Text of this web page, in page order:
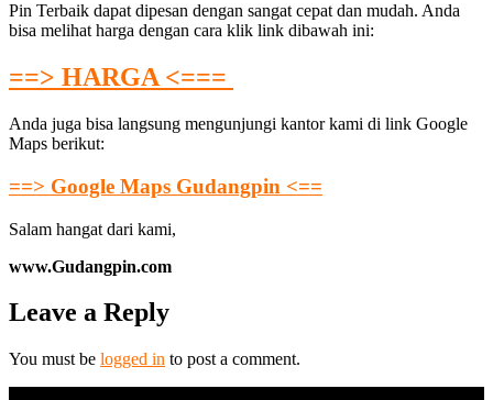
Pin Terbaik dapat dipesan dengan sangat cepat dan mudah. Anda
bisa melihat harga dengan cara klik link dibawah ini:
==> HARGA <===
Anda juga bisa langsung mengunjungi kantor kami di link Google
Maps berikut:
==> Google Maps Gudangpin <==
Salam hangat dari kami,
www.Gudangpin.com
Leave a Reply
You must be logged in to post a comment.